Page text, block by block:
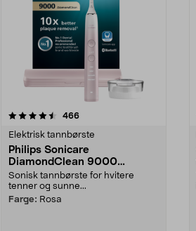
466anmeldelser
Elektrisk tannbørste
Philips Sonicare
DiamondClean 9000
elektrisk tannbørste, Special
Edition
Sonisk tannbørste for hvitere
tenner og sunne...
Farge: Rosa
4.5 av 5 stjerner